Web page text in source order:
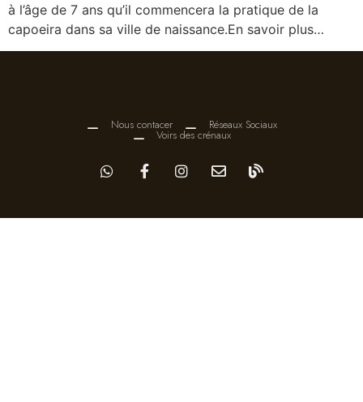
à l’âge de 7 ans qu’il commencera la pratique de la
capoeira dans sa ville de naissance.En savoir plus…
Nous contacer Réseaux Sociaux
Voirs des crénaux